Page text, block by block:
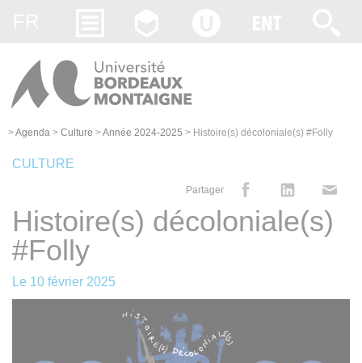
>Agenda > Culture >Année 2024-2025 > Histoire(s) décoloniale(s) #Folly
CULTURE
Partager
Histoire(s) décoloniale(s)
#Folly
Le 10 février 2025